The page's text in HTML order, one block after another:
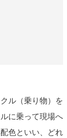
ル（乗り物）を
に乗って現場へ
色といい、どれ